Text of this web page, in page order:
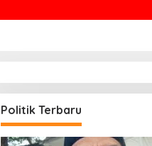
Politik Terbaru